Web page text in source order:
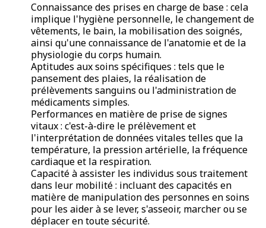
Connaissance des prises en charge de base : cela
implique l'hygiène personnelle, le changement de
vêtements, le bain, la mobilisation des soignés,
ainsi qu'une connaissance de l'anatomie et de la
physiologie du corps humain.
Aptitudes aux soins spécifiques : tels que le
pansement des plaies, la réalisation de
prélèvements sanguins ou l'administration de
médicaments simples.
Performances en matière de prise de signes
vitaux : c'est-à-dire le prélèvement et
l'interprétation de données vitales telles que la
température, la pression artérielle, la fréquence
cardiaque et la respiration.
Capacité à assister les individus sous traitement
dans leur mobilité : incluant des capacités en
matière de manipulation des personnes en soins
pour les aider à se lever, s'asseoir, marcher ou se
déplacer en toute sécurité.